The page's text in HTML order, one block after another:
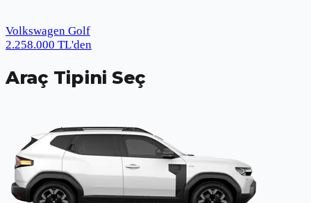
Volkswagen Golf
2.258.000 TL'den
Araç Tipini Seç